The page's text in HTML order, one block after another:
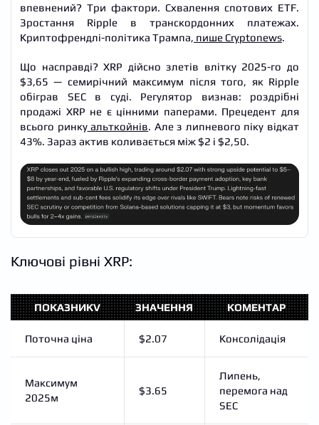
впевнений? Три фактори. Схвалення спотових ETF.
Зростання Ripple в транскордонних платежах.
Криптофрендлі-політика Трампа, пише Cryptonews.
Що насправді? XRP дійсно злетів влітку 2025-го до
$3,65 — семирічний максимум після того, як Ripple
обіграв SEC в суді. Регулятор визнав: роздрібні
продажі XRP не є цінними паперами. Прецедент для
всього ринкуальткойнів. Але з липневого піку відкат
43%. Зараз актив коливається між $2 і $2,50.
Ключові рівні XRP:
ПОКАЗНИКV ЗНАЧЕННЯ КОМЕНТАР
Поточна ціна $2.07 Консолідація
Максимум
2025м
$3.65
Липень,
перемога над
SEC